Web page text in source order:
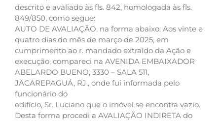
descrito e avaliado às fls. 842, homologada às fls.
849/850, como segue:
AUTO DE AVALIAÇÃO, na forma abaixo: Aos vinte e
quatro dias do mês de março de 2025, em
cumprimento ao r. mandado extraído da Ação e
execução, compareci na AVENIDA EMBAIXADOR
ABELARDO BUENO, 3330 – SALA 511,
JACAREPAGUÁ, RJ., onde fui informada pelo
funcionário do
edifício, Sr. Luciano que o imóvel se encontra vazio.
Desta forma procedi a AVALIAÇÃO INDIRETA do